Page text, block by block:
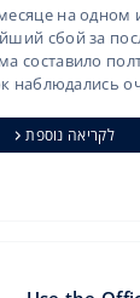
на одном
сбой за
составило
наблюдались
לקריאה נוספת